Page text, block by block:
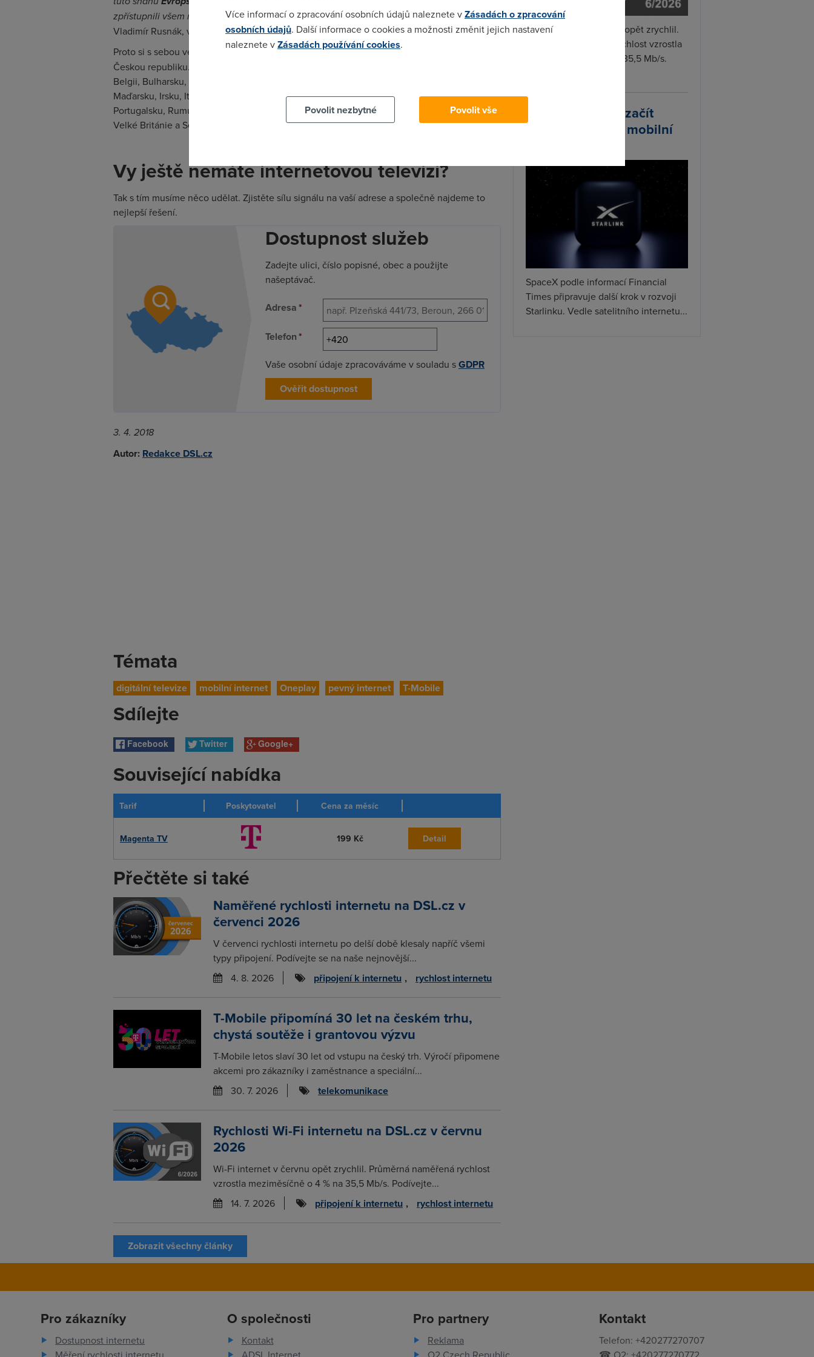
zpřístupnili všem našim zákazníkům,“potvrzuje v tiskové zprávě na stránkách DIGI TV
Vladimír Rusnák, výkonný ředitel společnosti DIGI CZ.
Proto si s sebou vezměte
internetovou TVnebomobilní službuna dovolenou i výlet mimo
Českou republiku. Kde televizi zapojíte, tam bude fungovat. Zprovozníte ji v Rakousku,
Belgii, Bulharsku, Chorvatsku, Kypru, Dánsku, Estonsku, Finsku, Francii, Německu, Řecku,
Maďarsku, Irsku, Itálii, Litvě, Lotyšsku, Lucembursku, Maltě, Nizozemsku, Polsku,
Portugalsku, Rumunsku, Slovensku, Slovinsku, Španělsku, Švédsku a Spojeném království
Velké Británie a Severním Irsku.
Vy ještě nemáte internetovou televizi?
Tak s tím musíme něco udělat. Zjistěte sílu signálu na vaší adrese a společně najdeme to
nejlepší řešení.
Dostupnost služeb
Zadejte ulici, číslo popisné, obec a použijte
našeptávač.
Adresa*
Telefon*
Vaše osobní údaje zpracováváme v souladu sGDPR
Ověřit dostupnost
3. 4. 2018
Autor: Redakce DSL.cz
Témata
digitální televize mobilní internet Oneplay pevný internet T-Mobile
Sdílejte
Facebook Twitter Google+
Související nabídka
Tarif Poskytovatel Cena za měsíc
Magenta TV 199 Kč Detail
Přečtěte si také
Naměřené rychlosti internetu na DSL.cz v
červenci 2026
V červenci rychlosti internetu po delší době klesaly napříč všemi
typy připojení. Podívejte se na naše nejnovější...
4. 8. 2026
připojení k internetu , rychlost internetu
T-Mobile připomíná 30 let na českém trhu,
chystá soutěže i grantovou výzvu
T-Mobile letos slaví 30 let od vstupu na český trh. Výročí připomene
akcemi pro zákazníky i zaměstnance a speciální...
30. 7. 2026
telekomunikace
Rychlosti Wi-Fi internetu na DSL.cz v červnu
2026
Wi-Fi internet v červnu opět zrychlil. Průměrná naměřená rychlost
vzrostla meziměsíčně o 4 % na 35,5 Mb/s. Podívejte...
14. 7. 2026
připojení k internetu , rychlost internetu
Zobrazit všechny články
Wi-Fi internet v červnu opět zrychlil.
Průměrná naměřená rychlost vzrostla
meziměsíčně o 4 % na 35,5 Mb/s.
Starlink plánuje začít
prodávat vlastní mobilní
SpaceX podle informací Financial
Times připravuje další krok v rozvoji
Starlinku. Vedle satelitního internetu...
Pro zákazníky
Dostupnost internetu
O společnosti
Kontakt
Pro partnery
Reklama
Kontakt
Telefon: +420277270707
Více informací o zpracování osobních údajů naleznete vZásadách o zpracování
osobních údajů. Další informace o cookies a možnosti změnit jejich nastavení
naleznete vZásadách používání cookies.
Povolit nezbytné
Povolit vše